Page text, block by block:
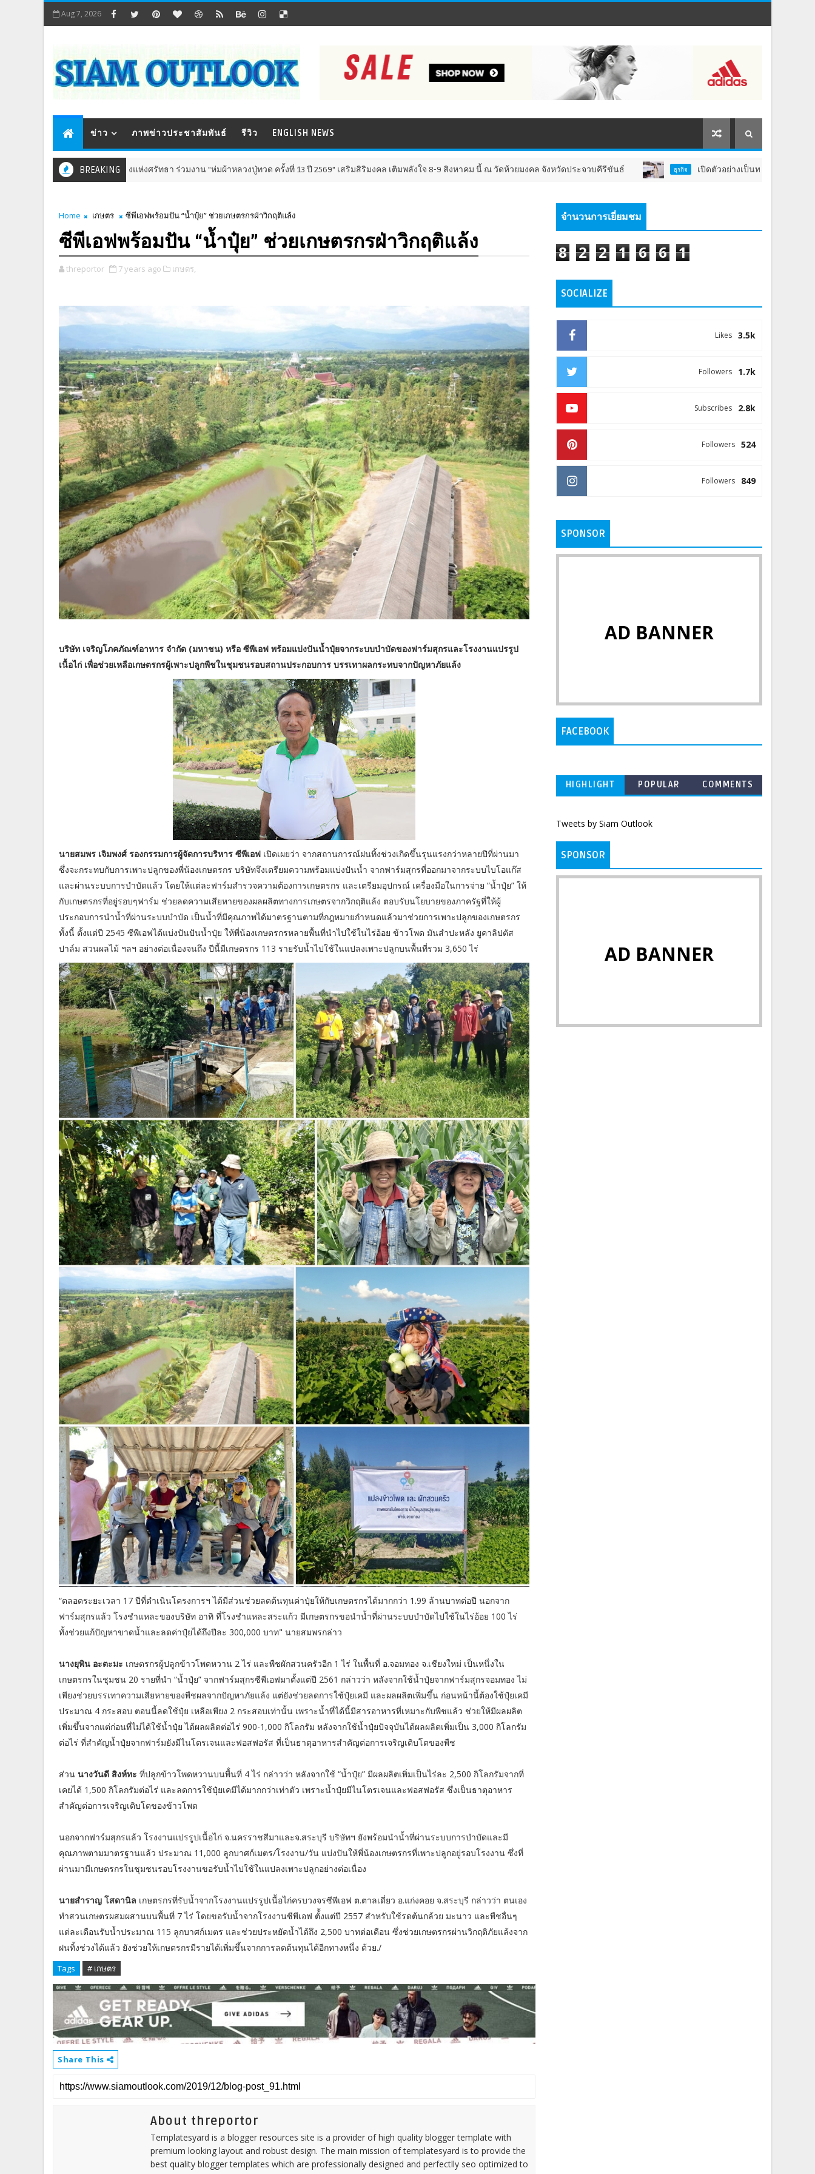
Aug 7, 2026
ข่าว ภาพข่าวประชาสัมพันธ์ รีวิว ENGLISH NEWS
BREAKING
ททท. ชวนสัมผัสพลังแห่งศรัทธา ร่วมงาน "ห่มผ้าหลวงปู่ทวด ครั้งที่ 13 ปี 2569" เสริมสิริมงคล เติมพลังใจ 8-9 สิงหาคม นี้ ณ วัดห้วยมงคล จังหวัดประจวบคีรีขันธ์ เปิดตัวอย่างเป็นทางการ! ‘น้ำตาล-ทิพนารี’
Home เกษตร ซีพีเอฟพร้อมปัน “น้ำปุ๋ย” ช่วยเกษตรกรฝ่าวิกฤติแล้ง
ซีพีเอฟพร้อมปัน “น้ำปุ๋ย” ช่วยเกษตรกรฝ่าวิกฤติแล้ง
threportor 7 years ago เกษตร,
บริษัท เจริญโภคภัณฑ์อาหาร จำกัด (มหาชน) หรือ ซีพีเอฟ พร้อมแบ่งปันน้ำปุ๋ยจากระบบบำบัดของฟาร์มสุกรและโรงงานแปรรูป
เนื้อไก่ เพื่อช่วยเหลือเกษตรกรผู้เพาะปลูกพืชในชุมชนรอบสถานประกอบการ บรรเทาผลกระทบจากปัญหาภัยแล้ง
นายสมพร เจิมพงศ์ รองกรรมการผู้จัดการบริหาร ซีพีเอฟ เปิดเผยว่า จากสถานการณ์ฝนทิ้งช่วงเกิดขึ้นรุนแรงกว่าหลายปีที่ผ่านมา
ซึ่งจะกระทบกับการเพาะปลูกของพี่น้องเกษตรกร บริษัทจึงเตรียมความพร้อมแบ่งปันน้ำ จากฟาร์มสุกรที่ออกมาจากระบบไบโอแก๊ส
และผ่านระบบการบำบัดแล้ว โดยให้แต่ละฟาร์มสำรวจความต้องการเกษตรกร และเตรียมอุปกรณ์ เครื่องมือในการจ่าย “น้ำปุ๋ย” ให้
กับเกษตรกรที่อยู่รอบๆฟาร์ม ช่วยลดความเสียหายของผลผลิตทางการเกษตรจากวิกฤติแล้ง ตอบรับนโยบายของภาครัฐที่ให้ผู้
ประกอบการนำน้ำที่ผ่านระบบบำบัด เป็นน้ำที่มีคุณภาพได้มาตรฐานตามที่กฎหมายกำหนดแล้วมาช่วยการเพาะปลูกของเกษตรกร
ทั้งนี้ ตั้งแต่ปี 2545 ซีพีเอฟได้แบ่งปันปันน้ำปุ๋ย ให้พี่น้องเกษตรกรหลายพื้นที่นำไปใช้ในไร่อ้อย ข้าวโพด มันสำปะหลัง ยูคาลิปตัส
ปาล์ม สวนผลไม้ ฯลฯ อย่างต่อเนื่องจนถึง ปีนี้มีเกษตรกร 113 รายรับน้ำไปใช้ในแปลงเพาะปลูกบนพื้นที่รวม 3,650 ไร่
“ตลอดระยะเวลา 17 ปีที่ดำเนินโครงการฯ ได้มีส่วนช่วยลดต้นทุนค่าปุ๋ยให้กับเกษตรกรได้มากกว่า 1.99 ล้านบาทต่อปี นอกจาก
ฟาร์มสุกรแล้ว โรงชำแหละของบริษัท อาทิ ที่โรงชำแหละสระแก้ว มีเกษตรกรขอนำน้ำที่ผ่านระบบบำบัดไปใช้ในไร่อ้อย 100 ไร่
ทั้งช่วยแก้ปัญหาขาดน้ำและลดค่าปุ๋ยได้ถึงปีละ 300,000 บาท" นายสมพรกล่าว
นางยุพิน อะตะมะ เกษตรกรผู้ปลูกข้าวโพดหวาน 2 ไร่ และพืชผักสวนครัวอีก 1 ไร่ ในพื้นที่ อ.จอมทอง จ.เชียงใหม่ เป็นหนึ่งใน
เกษตรกรในชุมชน 20 รายที่นำ “น้ำปุ๋ย” จากฟาร์มสุกรซีพีเอฟมาตั้งแต่ปี 2561 กล่าวว่า หลังจากใช้น้ำปุ๋ยจากฟาร์มสุกรจอมทอง ไม่
เพียงช่วยบรรเทาความเสียหายของพืชผลจากปัญหาภัยแล้ง แต่ยังช่วยลดการใช้ปุ๋ยเคมี และผลผลิตเพิ่มขึ้น ก่อนหน้านี้ต้องใช้ปุ๋ยเคมี
ประมาณ 4 กระสอบ ตอนนี้ลดใช้ปุ๋ย เหลือเพียง 2 กระสอบเท่านั้น เพราะน้ำที่ได้นี้มีสารอาหารที่เหมาะกับพืชแล้ว ช่วยให้มีผลผลิต
เพิ่มขึ้นจากแต่ก่อนที่ไม่ได้ใช้น้ำปุ๋ย ได้ผลผลิตต่อไร่ 900-1,000 กิโลกรัม หลังจากใช้น้ำปุ๋ยปัจจุบันได้ผลผลิตเพิ่มเป็น 3,000 กิโลกรัม
ต่อไร่ ที่สำคัญน้ำปุ๋ยจากฟาร์มยังมีไนโตรเจนและฟอสฟอรัส ที่เป็นธาตุอาหารสำคัญต่อการเจริญเติบโตของพืช
ส่วน นางวันดี สิงห์ทะ ที่ปลูกข้าวโพดหวานบนพื้่นที่ 4 ไร่ กล่าวว่า หลังจากใช้ “น้ำปุ๋ย” มีผลผลิตเพิ่มเป็นไร่ละ 2,500 กิโลกรัมจากที่
เคยได้ 1,500 กิโลกรัมต่อไร่ และลดการใช้ปุ๋ยเคมีได้มากกว่าเท่าตัว เพราะน้ำปุ๋ยมีไนโตรเจนและฟอสฟอรัส ซึ่งเป็นธาตุอาหาร
สำคัญต่อการเจริญเติบโตของข้าวโพด
นอกจากฟาร์มสุกรแล้ว โรงงานแปรรูปเนื้อไก่ จ.นครราชสีมาและจ.สระบุรี บริษัทฯ ยังพร้อมนำน้ำที่ผ่านระบบการบำบัดและมี
คุณภาพตามมาตรฐานแล้ว ประมาณ 11,000 ลูกบาศก์เมตร/โรงงาน/วัน แบ่งปันให้พี่น้องเกษตรกรที่เพาะปลูกอยู่รอบโรงงาน ซึ่งที่
ผ่านมามีเกษตรกรในชุมชนรอบโรงงานขอรับน้ำไปใช้ในแปลงเพาะปลูกอย่างต่อเนื่อง
นายสำราญ โสดานิล เกษตรกรที่รับน้ำจากโรงงานแปรรูปเนื้อไก่ครบวงจรซีพีเอฟ ต.ตาลเดี่ยว อ.แก่งคอย จ.สระบุรี กล่าวว่า ตนเอง
ทำสวนเกษตรผสมผสานบนพื้นที่ 7 ไร่ โดยขอรับน้ำจากโรงงานซีพีเอฟ ตั้้งแต่ปี 2557 สำหรับใช้รดต้นกล้วย มะนาว และพืชอื่นๆ
แต่ละเดือนรับน้ำประมาณ 115 ลูกบาศก์เมตร และช่วยประหยัดน้ำได้ถึง 2,500 บาทต่อเดือน ซึ่งช่วยเกษตรกรผ่านวิกฤติภัยแล้งจาก
ฝนทิ้งช่วงได้แล้ว ยังช่วยให้เกษตรกรมีรายได้เพิ่มขึ้นจากการลดต้นทุนได้อีกทางหนึ่ง ด้วย./
Tags # เกษตร
Share This
About threportor
Templatesyard is a blogger resources site is a provider of high quality blogger template with
premium looking layout and robust design. The main mission of templatesyard is to provide the
best quality blogger templates which are professionally designed and perfectlly seo optimized to
จำนวนการเยี่ยมชม
8 2 2 1 6 6 1
SOCIALIZE
3.5k
Likes
1.7k
Followers
2.8k
Subscribes
524
Followers
849
Followers
SPONSOR
AD BANNER
FACEBOOK
HIGHLIGHT POPULAR COMMENTS
Tweets by Siam Outlook
SPONSOR
AD BANNER